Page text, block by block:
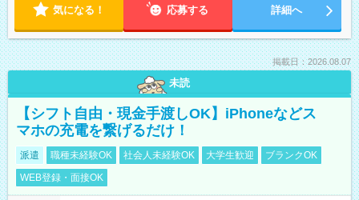
気になる！ 応募する 詳細へ
掲載日：2026.08.07
未読
【シフト自由・現金手渡しOK】iPhoneなどス
マホの充電を繋げるだけ！
派遣 職種未経験OK 社会人未経験OK 大学生歓迎
ブランクOK
WEB登録・面接OK